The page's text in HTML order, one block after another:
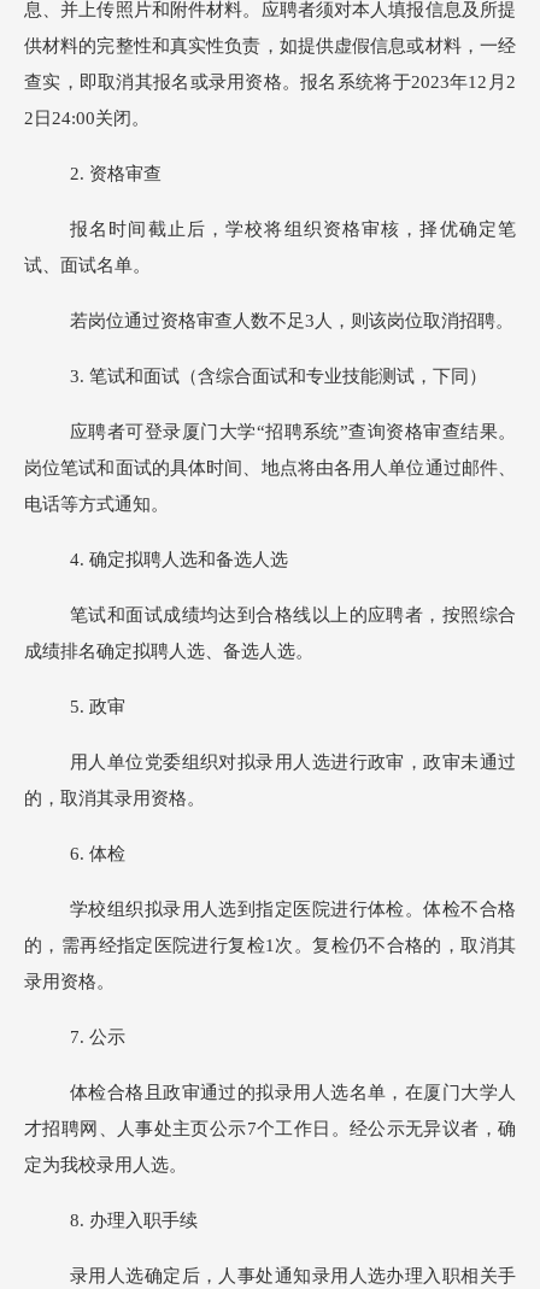
息、并上传照片和附件材料。应聘者须对本人填报信息及所提
供材料的完整性和真实性负责，如提供虚假信息或材料，一经
查实，即取消其报名或录用资格。报名系统将于2023年12 月 2
2 日24:00关闭。
2. 资格审查
报名时间截止后，学校将组织资格审核，择优确定笔
试、面试名单。
若岗位通过资格审查人数不足3人，则该岗位取消招聘。
3. 笔试和面试（含综合面试和专业技能测试，下同）
应聘者可登录厦门大学“招聘系统”查询资格审查结果。
岗位笔试和面试的具体时间、地点将由各用人单位通过邮件、
电话等方式通知。
4. 确定拟聘人选和备选人选
笔试和面试成绩均达到合格线以上的应聘者，按照综合
成绩排名确定拟聘人选、备选人选。
5. 政审
用人单位党委组织对拟录用人选进行政审，政审未通过
的，取消其录用资格。
6. 体检
学校组织拟录用人选到指定医院进行体检。体检不合格
的，需再经指定医院进行复检1次。复检仍不合格的，取消其
录用资格。
7. 公示
体检合格且政审通过的拟录用人选名单，在厦门大学人
才招聘网、人事处主页公示7个工作日。经公示无异议者，确
定为我校录用人选。
8. 办理入职手续
录用人选确定后，人事处通知录用人选办理入职相关手